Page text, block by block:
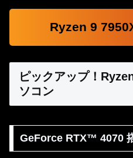
Ryzen 9
ピックアップ！
ソコン
GeForce RTX™ 4070